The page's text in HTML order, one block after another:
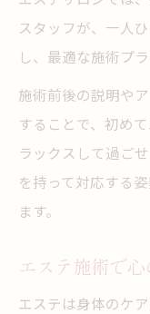
スタッフが、一人
し、最適な施術プ
施術前後の説明や
することで、初め
ラックスして過ご
を持って対応する
ます。
エステ施術で
エステは身体のケ